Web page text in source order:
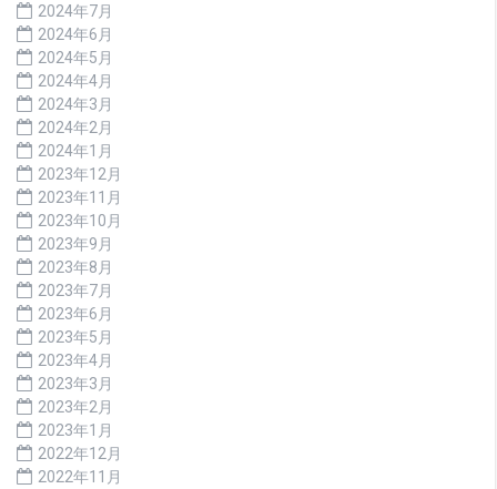
2024年7月
2024年6月
2024年5月
2024年4月
2024年3月
2024年2月
2024年1月
2023年12月
2023年11月
2023年10月
2023年9月
2023年8月
2023年7月
2023年6月
2023年5月
2023年4月
2023年3月
2023年2月
2023年1月
2022年12月
2022年11月